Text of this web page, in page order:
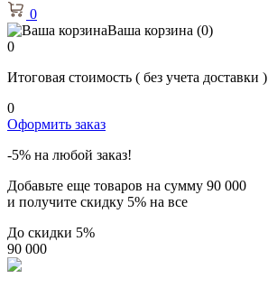
0
Ваша корзина (0)
0
Итоговая стоимость ( без учета доставки )
0
Оформить заказ
-5% на любой заказ!
Добавьте еще товаров на сумму 90 000
и получите скидку 5% на все
До скидки 5%
90 000